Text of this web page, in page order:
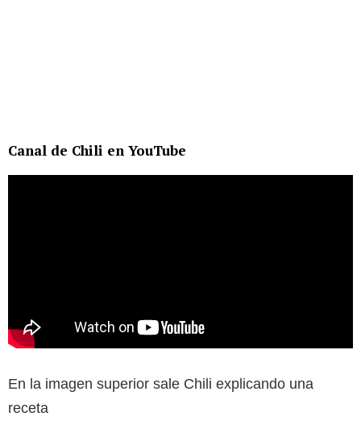
Canal de Chili en YouTube
En la imagen superior sale Chili explicando una
receta